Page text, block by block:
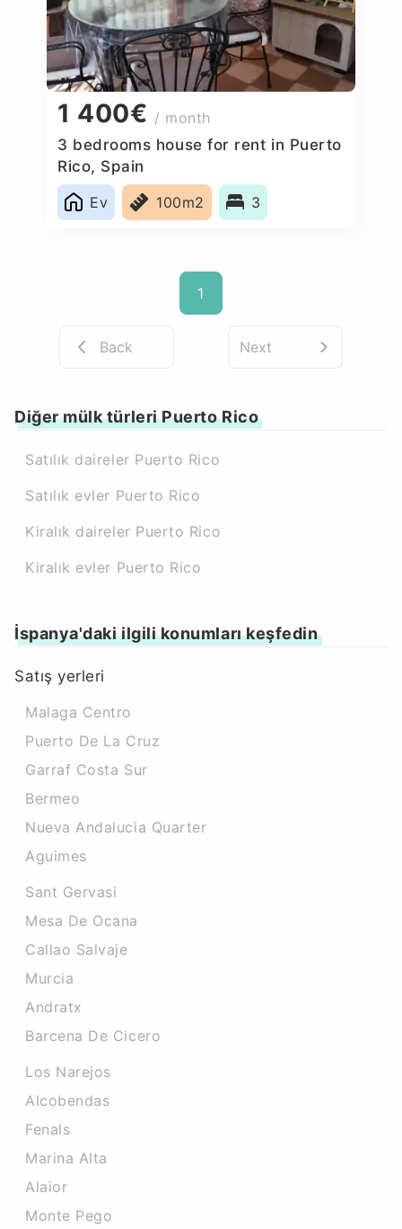
1 400€ / month
3 bedrooms house for rent in Puerto
Rico, Spain
Ev
100m2 3
1
Back Next
Diğer mülk türleri Puerto Rico
Satılık daireler Puerto Rico
Satılık evler Puerto Rico
Kiralık daireler Puerto Rico
Kiralık evler Puerto Rico
İspanya'daki ilgili konumları keşfedin
Satış yerleri
Malaga Centro
Puerto De La Cruz
Garraf Costa Sur
Bermeo
Nueva Andalucia Quarter
Aguimes
Sant Gervasi
Mesa De Ocana
Callao Salvaje
Murcia
Andratx
Barcena De Cicero
Los Narejos
Alcobendas
Fenals
Marina Alta
Alaior
Monte Pego